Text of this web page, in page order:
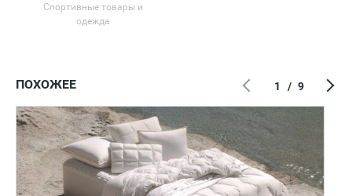
Спортивные товары и
одежда
ПОХОЖЕЕ 1 / 9